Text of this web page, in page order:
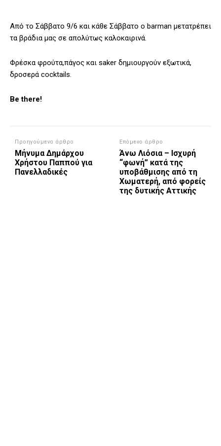
Από το Σάββατο 9/6 και κάθε Σάββατο ο barman μετατρέπει
τα βράδια μας σε απολύτως καλοκαιρινά.
Φρέσκα φρούτα,πάγος και saker δημιουργούν εξωτικά,
δροσερά cocktails.
Be there!
Προηγούμενο άρθρο
Μήνυμα Δημάρχου
Χρήστου Παππού για
Πανελλαδικές
Επόμενο άρθρο
Άνω Λιόσια – Ισχυρή
“φωνή” κατά της
υποβάθμισης από τη
Χωματερή, από φορείς
της δυτικής Αττικής